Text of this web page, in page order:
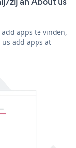
apps te vinden,
add apps at